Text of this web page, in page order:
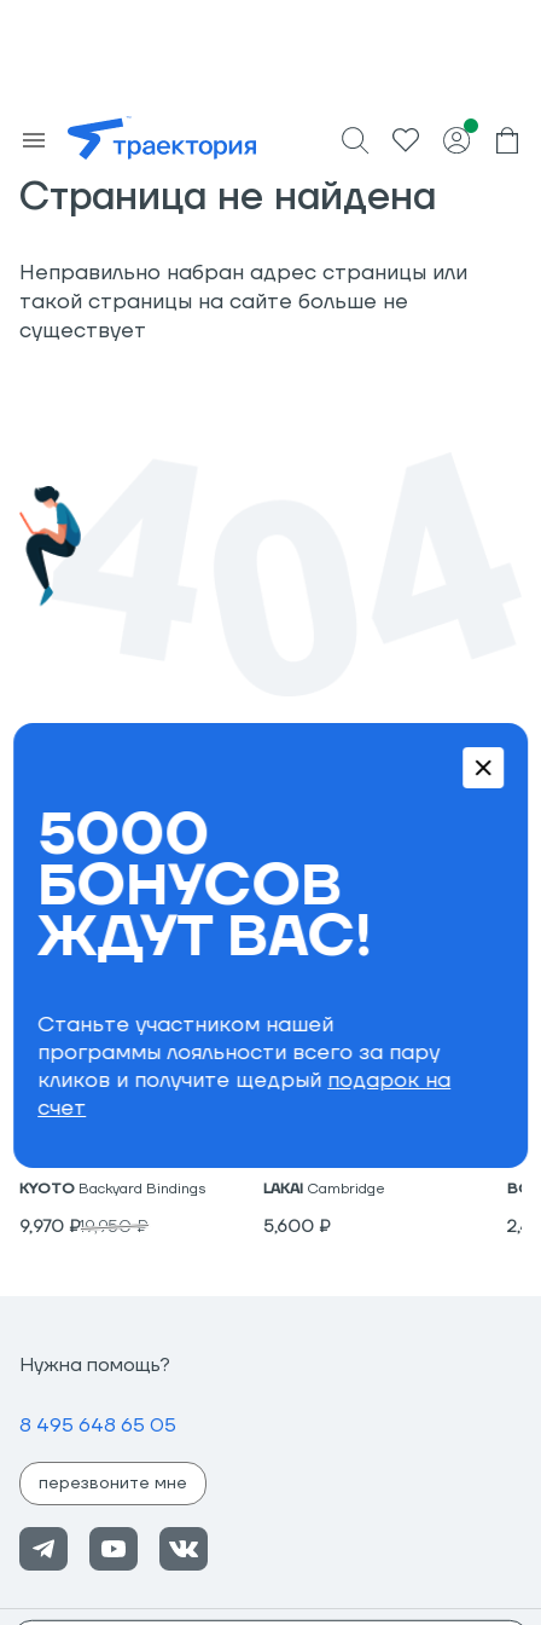
Страница не найдена
Неправильно набран адрес страницы или
такой страницы на сайте больше не
существует
Бестселлеры
Крепления для вейкборда
KYOTO Backyard Bindings
9,970 ₽19,950₽
LAKAI Cambridge
5,600 ₽
Нужна помощь?
8 495 648 65 05
перезвоните мне
5000
БОНУСОВ
ЖДУТ ВАС!
Станьте участником нашей
программы лояльности всего за пару
кликов и получите щедрый подарок на
счет